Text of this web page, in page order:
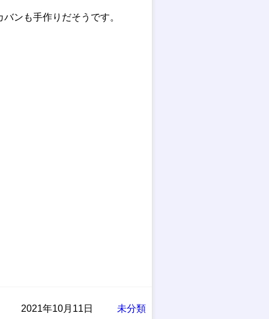
ンも手作りだそうです。
未分類
2021年10月11日